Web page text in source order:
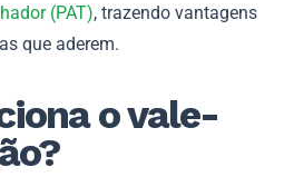
(PAT), trazendo vantagens
que aderem.
o vale-